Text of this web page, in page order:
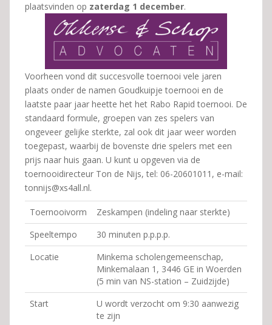
plaatsvinden op zaterdag 1 december.
Voorheen vond dit succesvolle toernooi vele jaren
plaats onder de namen Goudkuipje toernooi en de
laatste paar jaar heette het het Rabo Rapid toernooi. De
standaard formule, groepen van zes spelers van
ongeveer gelijke sterkte, zal ook dit jaar weer worden
toegepast, waarbij de bovenste drie spelers met een
prijs naar huis gaan. U kunt u opgeven via de
toernooidirecteur Ton de Nijs, tel: 06-20601011, e-mail:
tonnijs@xs4all.nl.
Toernooivorm
Zeskampen (indeling naar sterkte)
Speeltempo
30 minuten p.p.p.p.
Locatie
Minkema scholengemeenschap,
Minkemalaan 1, 3446 GE in Woerden
(5 min van NS-station – Zuidzijde)
Start
U wordt verzocht om 9:30 aanwezig
te zijn